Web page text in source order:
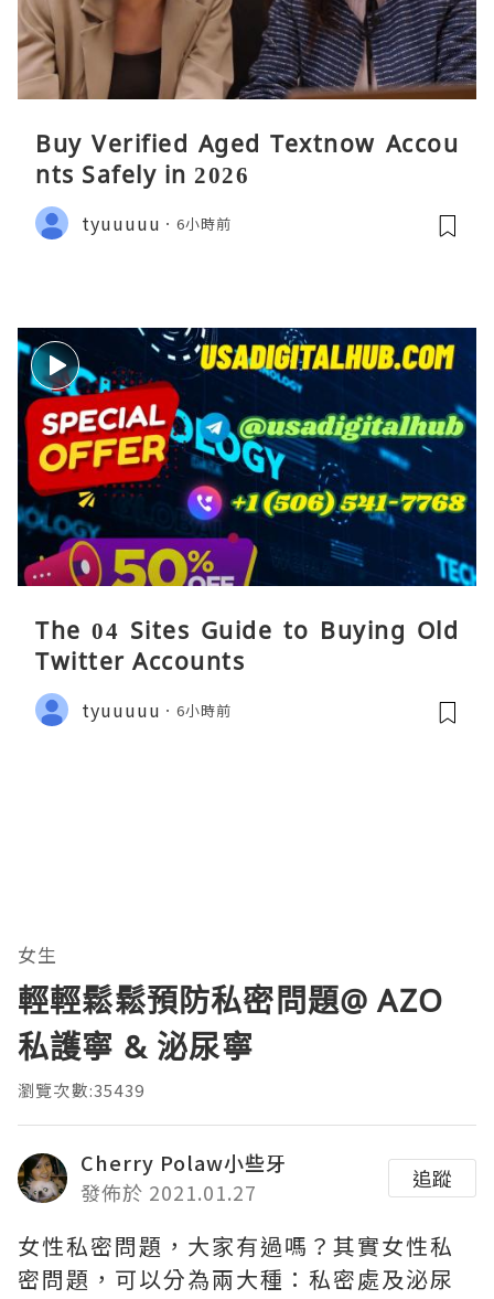
Buy Verified Aged Textnow Accou
nts Safely in 2026
tyuuuuu 6小時前
The 04 Sites Guide to Buying Old
Twitter Accounts
tyuuuuu 6小時前
女生
輕輕鬆鬆預防私密問題@ AZO
私護寧 & 泌尿寧
瀏覽次數:35439
Cherry Polaw小些牙
發佈於 2021.01.27
追蹤
女性私密問題，大家有過嗎？其實女性私
密問題，可以分為兩大種：私密處及泌尿